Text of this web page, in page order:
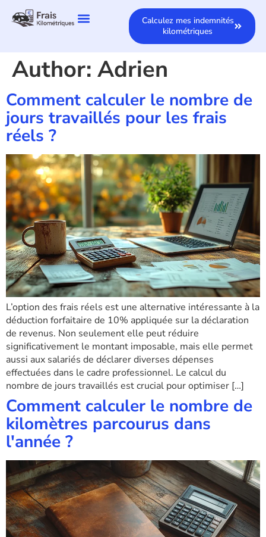
Calculez mes indemnités
kilométriques
Author: Adrien
Comment calculer le nombre de
jours travaillés pour les frais
réels ?
L’option des frais réels est une alternative intéressante à la
déduction forfaitaire de 10% appliquée sur la déclaration
de revenus. Non seulement elle peut réduire
significativement le montant imposable, mais elle permet
aussi aux salariés de déclarer diverses dépenses
effectuées dans le cadre professionnel. Le calcul du
nombre de jours travaillés est crucial pour optimiser […]
Comment calculer le nombre de
kilomètres parcourus dans
l'année ?